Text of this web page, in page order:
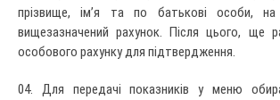
прізвище, ім’я та по батькові особи,
вищезазначений рахунок. Після цього, ще
особового рахунку для підтвердження.
Для передачі показників у меню